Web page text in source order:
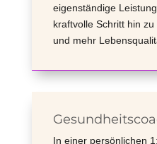
eigenständige
kraftvolle Schritt hin
und mehr
In einer persönlichen